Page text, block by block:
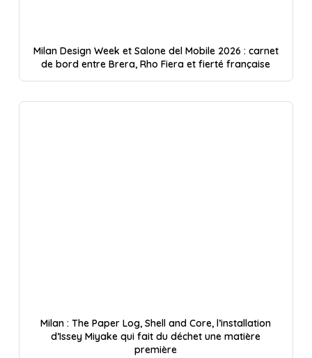
Milan Design Week et Salone del Mobile 2026 : carnet
de bord entre Brera, Rho Fiera et fierté française
Milan : The Paper Log, Shell and Core, l’installation
d’Issey Miyake qui fait du déchet une matière
première